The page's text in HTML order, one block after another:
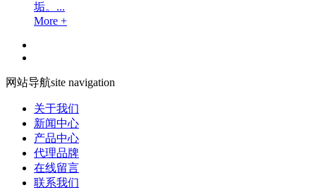
垢。...
More +
网站导航site navigation
关于我们
新闻中心
产品中心
代理品牌
在线留言
联系我们